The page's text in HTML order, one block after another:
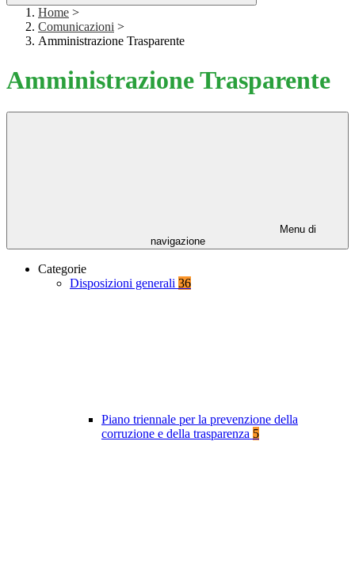
Home >
Comunicazioni >
Amministrazione Trasparente
Amministrazione Trasparente
Menu di
navigazione
Categorie
Disposizioni generali 36
Piano triennale per la prevenzione della
corruzione e della trasparenza 5